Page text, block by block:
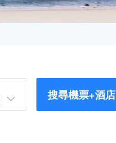
搜尋機票+酒店